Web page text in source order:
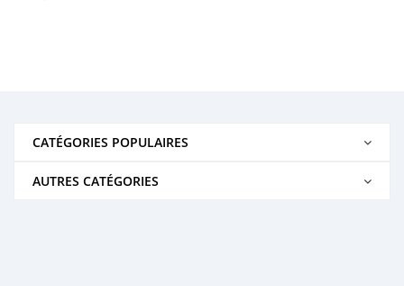
CATÉGORIES POPULAIRES
AUTRES CATÉGORIES